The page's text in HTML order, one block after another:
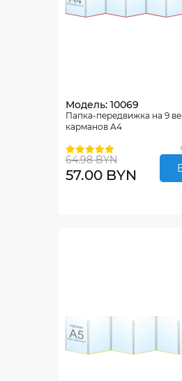
Модель: 10069
Папка-передвижка на 9
карманов А4
64.98 BYN
57.00 BYN